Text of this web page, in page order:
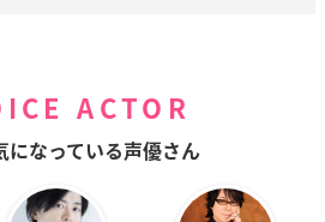
ACTOR
になっている声優さん